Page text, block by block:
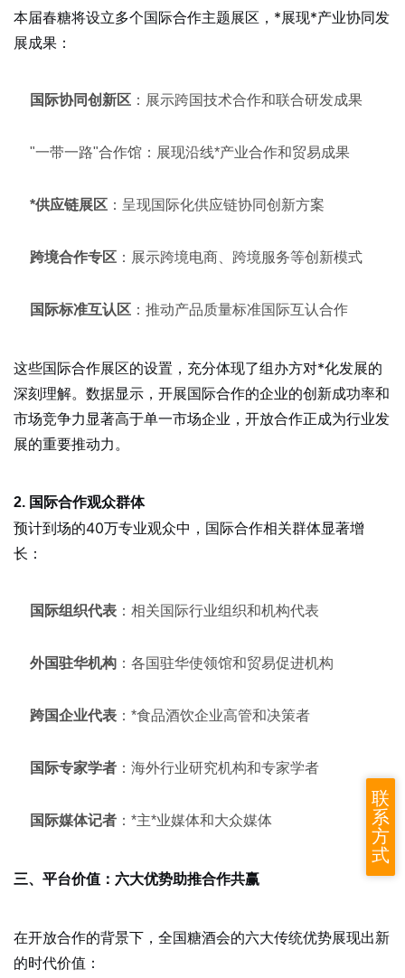
本届春糖将设立多个国际合作主题展区，*展现*产业协同发
展成果：
国际协同创新区 ：展示跨国技术合作和联合研发成果
"一带一路"合作馆：展现沿线*产业合作和贸易成果
*供应链展区 ：呈现国际化供应链协同创新方案
跨境合作专区 ：展示跨境电商、跨境服务等创新模式
国际标准互认区 ：推动产品质量标准国际互认合作
这些国际合作展区的设置，充分体现了组办方对*化发展的
深刻理解。数据显示，开展国际合作的企业的创新成功率和
市场竞争力显著高于单一市场企业，开放合作正成为行业发
展的重要推动力。
2. 国际合作观众群体
预计到场的40万专业观众中，国际合作相关群体显著增
长：
国际组织代表 ：相关国际行业组织和机构代表
外国驻华机构 ：各国驻华使领馆和贸易促进机构
跨国企业代表 ：*食品酒饮企业高管和决策者
国际专家学者 ：海外行业研究机构和专家学者
国际媒体记者 ：*主*业媒体和大众媒体
三、平台价值：六大优势助推合作共赢
在开放合作的背景下，全国糖酒会的六大传统优势展现出新
的时代价值：
联
系
方
式